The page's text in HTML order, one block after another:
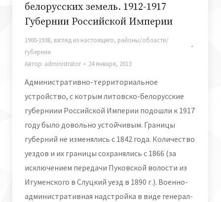
белорусcких земель. 1912-1917
Губернии Российской Империи
1900-1938, взгляд из настоящего, районы/области/
губернии
Автор: administrator 24 января, 2013
Административно-территориальное
устройство, с котрым литовско-белорусские
губерниии Российской Империи подошли к 1917
году было довольно устойчивым. Границы
губерний не изменялись с 1842 года. Количество
уездов и их границы сохранялись с 1866 (за
исключением передачи Пуковской волости из
Игуменского в Слуцкий уезд в 1890 г.). Военно-
административная надстройка в виде генерал-